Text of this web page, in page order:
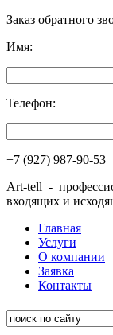
Заказ обратного
Имя:
Телефон:
+7 (927) 987-90-53
Art-tell -
входящих и
Главная
Услуги
О компании
Заявка
Контакты